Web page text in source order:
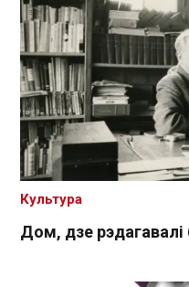
Дом, дзе
Культура